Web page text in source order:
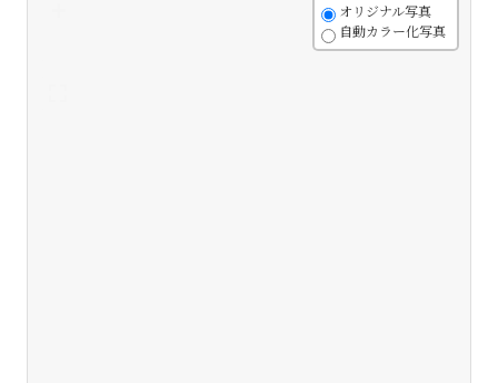
オリジナル写真
自動カラー化写真